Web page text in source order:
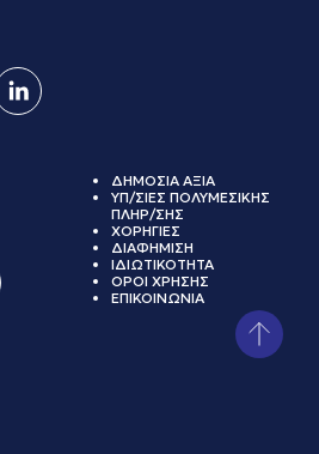
ΔΗΜΟΣΙΑ ΑΞΙΑ
ΥΠ/ΣΙΕΣ ΠΟΛΥΜΕΣΙΚΗΣ
ΠΛΗΡ/ΣΗΣ
ΧΟΡΗΓΙΕΣ
ΔΙΑΦΗΜΙΣΗ
ΙΔΙΩΤΙΚΟΤΗΤΑ
ΟΡΟΙ ΧΡΗΣΗΣ
ΕΠΙΚΟΙΝΩΝΙΑ